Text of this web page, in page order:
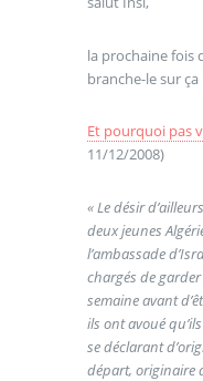
la prochaine fois
branche-le sur ça
Et pourquoi pas
11/12/2008)
« Le désir
deux jeunes
l’ambassade
chargés de
semaine avant
ils ont avoué
se déclarant
départ, originaire